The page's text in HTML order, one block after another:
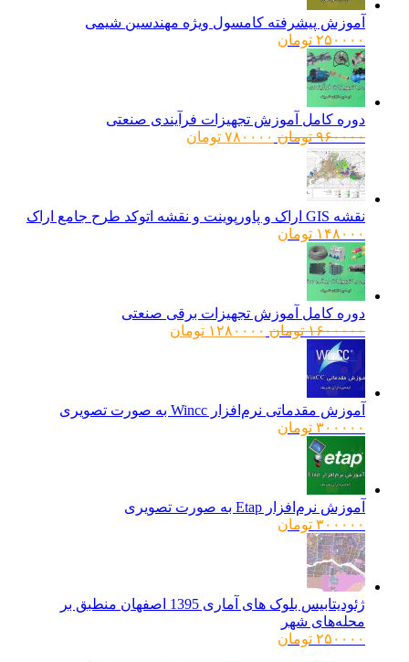
آموزش پیشرفته کامسول ویژه مهندسین شیمی
۲۵۰۰۰۰ تومان
دوره کامل آموزش تجهیزات فرآیندی صنعتی
۹۶۰۰۰۰ تومانقیمت
۷۸۰۰۰۰ تومانقیمت
نقشه GIS اراک و پاورپوینت و نقشه اتوکد طرح جامع اراک
۱۴۸۰۰۰ تومان
دوره کامل آموزش تجهیزات برقی صنعتی
۱۶۰۰۰۰۰ تومانقیمت
۱۲۸۰۰۰۰ تومانقیمت
آموزش مقدماتی نرم‌افزار Wincc به صورت تصویری
۳۰۰۰۰۰ تومان
آموزش نرم‌افزار Etap به صورت تصویری
۳۰۰۰۰۰ تومان
ژئودیتابیس بلوک های آماری 1395 اصفهان منطبق بر
محله‌های شهر
۲۵۰۰۰۰ تومان